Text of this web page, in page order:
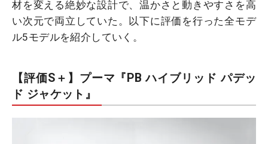
材を変える絶妙な設計で、温かさと動きやすさを高
い次元で両立していた。以下に評価を行った全モデ
ル5モデルを紹介していく。
【評価S＋】プーマ『PB ハイブリッド パデッ
ド ジャケット』